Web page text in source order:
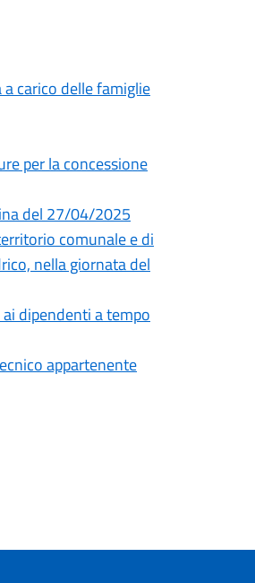
carico delle famiglie
per la concessione
del 27/04/2025
comunale e di
nella giornata del
dipendenti a tempo
appartenente